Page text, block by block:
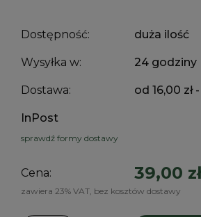
Dostępność: duża ilość
Wysyłka w: 24 godziny
Dostawa: od 16,00 zł
InPost
sprawdź formy dostawy
Cena: 39,00
zawiera 23% VAT, bez kosztów dostawy